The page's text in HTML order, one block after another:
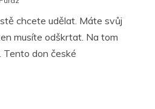
chcete udělat. Máte svůj
musíte odškrtat. Na tom
Tento don české